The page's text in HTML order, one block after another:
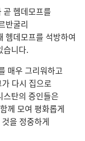
곧 헴데모프를
반굴리
헴데모프를 석방하여
습니다.
매우 그리워하고
다시 집으로
탄의 증인들은
께 모여 평화롭게
을 정중하게